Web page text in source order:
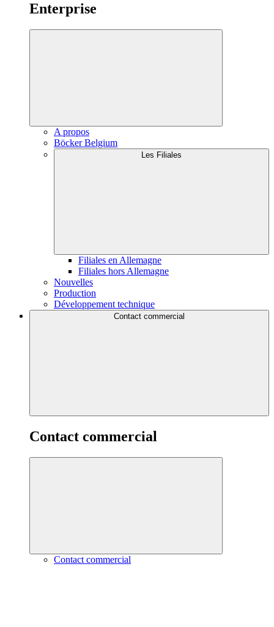
Enterprise
A propos
Böcker Belgium
Les Filiales
Filiales en Allemagne
Filiales hors Allemagne
Nouvelles
Production
Développement technique
Contact commercial
Contact commercial
Contact commercial